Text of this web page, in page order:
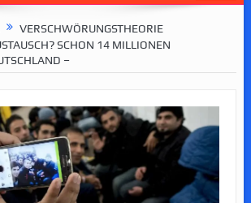
VERSCHWÖRUNGSTHEORIE
SCHON 14 MILLIONEN
–